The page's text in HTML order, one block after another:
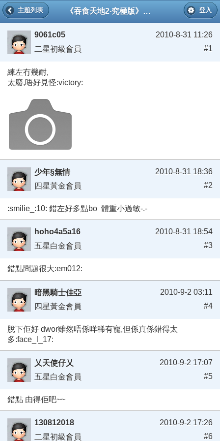
《吞食天地2‧究極版》貼圖區
主題列表 登入
9061c05
二星初級會員
2010-8-31 11:26
#1
練左冇幾耐,
太廢,唔好見怪:victory:
少年§無情
四星黃金會員
2010-8-31 18:36
#2
:smilie_:10: 錯左好多點bo 體重小過敏-.-
hoho4a5a16
五星白金會員
2010-8-31 18:54
#3
錯點問題很大:em012:
暗黑騎士佳亞
四星黃金會員
2010-9-2 03:11
#4
脫下佢好 dwor雖然唔係咩稀有寵,但係真係錯得太
多:face_l_17:
乂天使仔乂
五星白金會員
2010-9-2 17:07
#5
錯點 由得佢吧~~
130812018
二星初級會員
2010-9-2 17:26
#6